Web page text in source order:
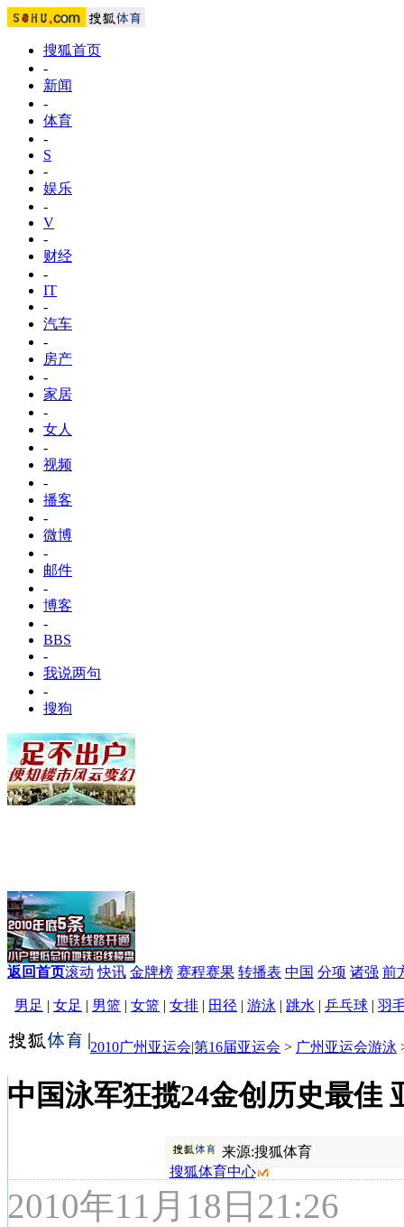
搜狐首页
-
新闻
-
体育
-
S
-
娱乐
-
V
-
财经
-
IT
-
汽车
-
房产
-
家居
-
女人
-
视频
-
播客
-
微博
-
邮件
-
博客
-
BBS
-
我说两句
-
搜狗
返回首页滚动 快讯 金牌榜 赛程赛果 转播表 中国 分项 诸强 前
男足 | 女足 | 男篮 | 女篮 | 女排 | 田径 | 游泳 | 跳水 | 乒乓球 | 羽
2010广州亚运会|第16届亚运会 > 广州亚运会游泳
中国泳军狂揽24金创历史最佳
来源:搜狐体育
搜狐体育中心
2010年11月18日21:26